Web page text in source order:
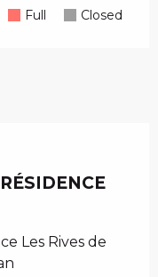
Full Closed
Les Rives de